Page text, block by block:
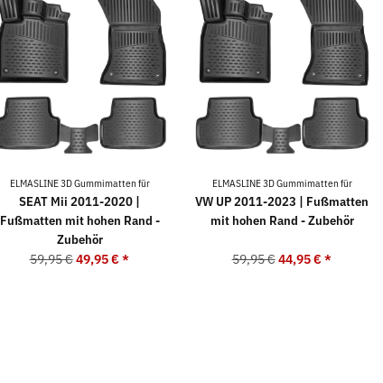
ELMASLINE 3D Gummimatten für
SEAT Mii 2011-2020 |
Fußmatten mit hohen Rand -
Zubehör
59,95 € 49,95 €*
ELMASLINE 3D Gummimatten für
VW UP 2011-2023 | Fußmatten
mit hohen Rand - Zubehör
59,95 € 44,95 €*